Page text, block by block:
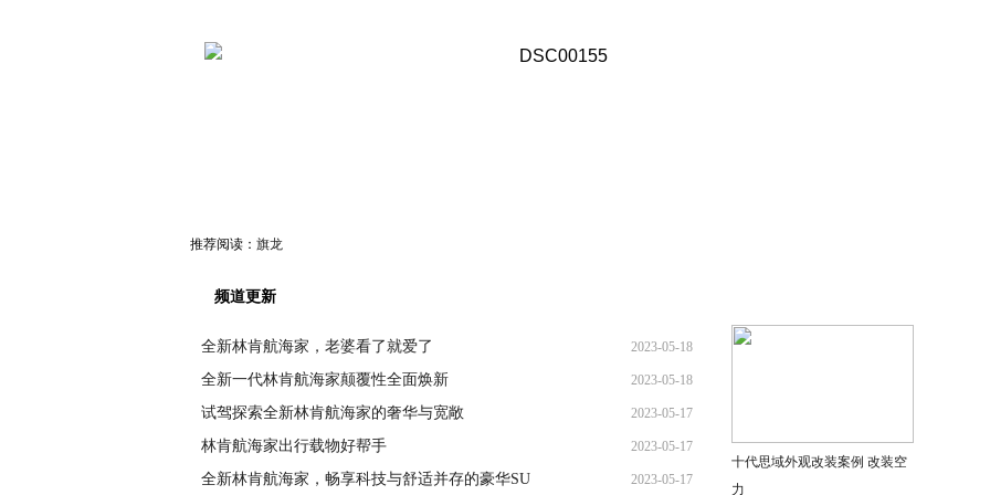
推荐阅读： 旗龙
频道更新
全新林肯航海家，老婆看了就爱了 2023-05-18
全新一代林肯航海家颠覆性全面焕新 2023-05-18
试驾探索全新林肯航海家的奢华与宽敞 2023-05-17
林肯航海家出行载物好帮手 2023-05-17
全新林肯航海家，畅享科技与舒适并存的豪华SU 2023-05-17
十代思域外观改装案例 改装空
力